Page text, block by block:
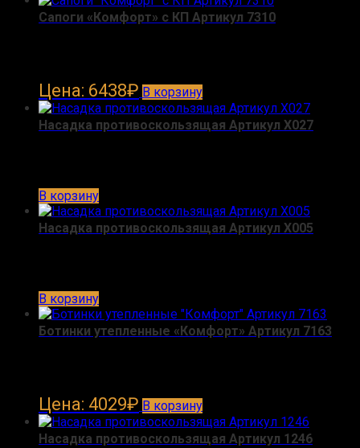
Сапоги «Комфорт» с КП Артикул 7310
Цена: 6438₽ В корзину
Насадка противоскользящая Артикул Х027
В корзину
Насадка противоскользящая Артикул Х005
В корзину
Ботинки утепленные «Комфорт» Артикул 7163
Цена: 4029₽ В корзину
Насадка противоскользящая Артикул 1246